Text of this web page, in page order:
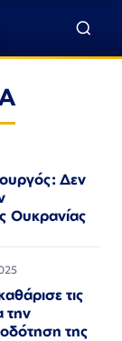
Δεν
Ουκρανίας
τις
την
της